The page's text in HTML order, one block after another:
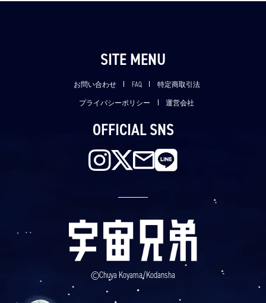
SITE MENU
お問い合わせ FAQ 特定商取引法
プライバシーポリシー 運営会社
OFFICIAL SNS
©Chuya Koyama/Kodansha